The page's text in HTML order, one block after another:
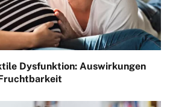
Dysfunktion: Auswirkungen